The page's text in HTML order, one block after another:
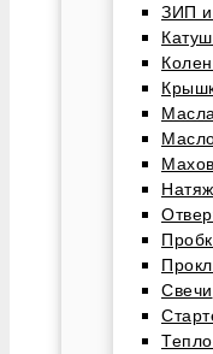
ЗИП
Масла
Свечи